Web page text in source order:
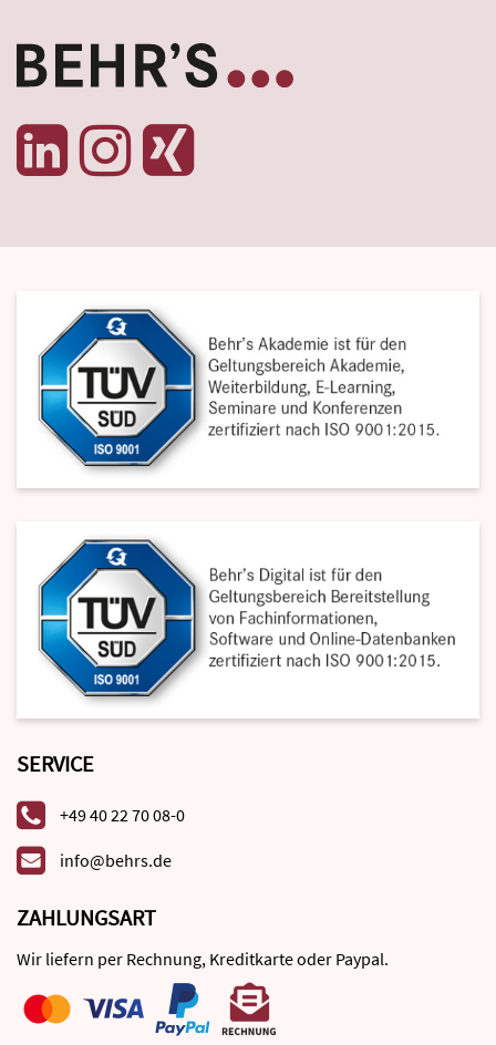
SERVICE
+49 40 22 70 08-0
info@behrs.de
ZAHLUNGSART
Wir liefern per Rechnung, Kreditkarte oder Paypal.